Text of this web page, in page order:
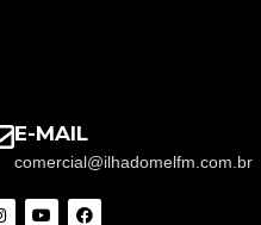
E-MAIL
comercial@ilhadomelfm.com.br